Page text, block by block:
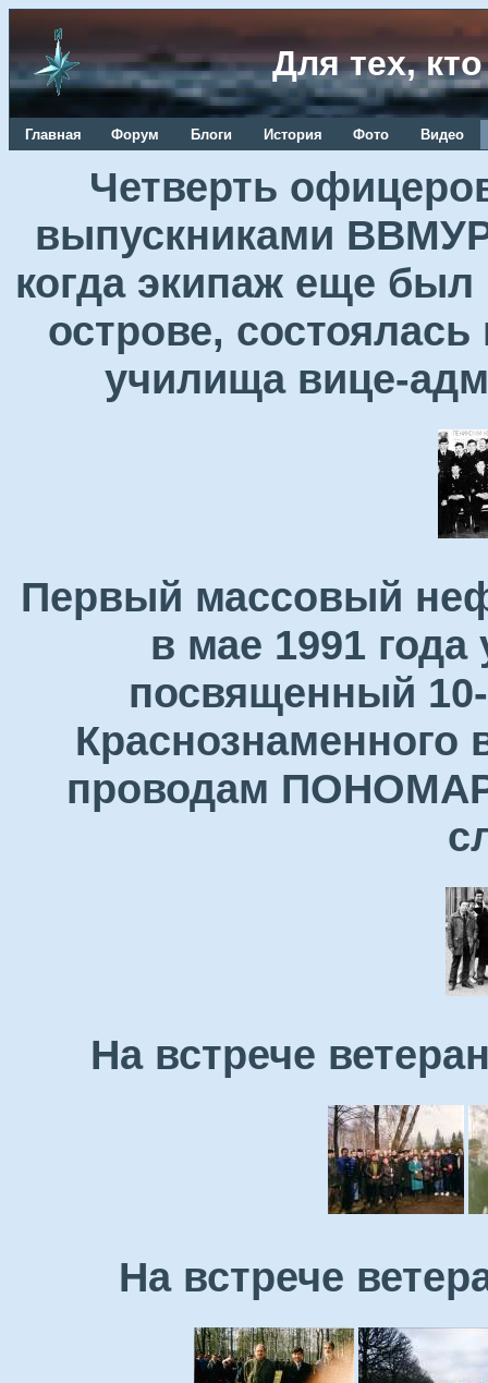
Для тех,
Главная Форум Блоги История Фото Видео
Четверть
выпускниками
когда экипаж еще был
острове,
училища вице-
Первый массовый
в мае 1991 года
посвященный
Краснознаменного
проводам
На встрече
На встрече